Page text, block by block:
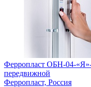
Ферропласт ОБН-04-
передвижной
Ферропласт, Россия